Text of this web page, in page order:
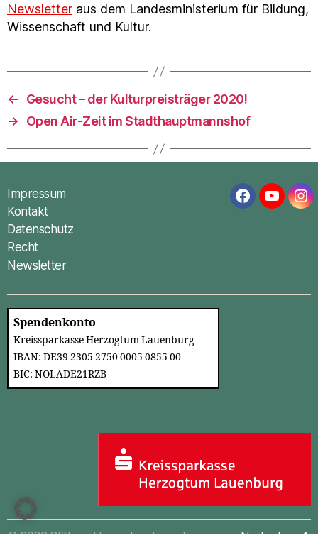
Newsletter aus dem Landesministerium für Bildung,
Wissenschaft und Kultur.
←
Gesucht – der Kulturpreisträger 2020!
→
Open Air-Zeit im Stadthauptmannshof
Impressum
Kontakt
Datenschutz
Recht
Newsletter
Facebook
Spendenkonto
Kreissparkasse Herzogtum Lauenburg
IBAN: DE39 2305 2750 0005 0855 00
BIC: NOLADE21RZB
© 2026Stiftung Herzogtum Lauenburg Nach oben↑